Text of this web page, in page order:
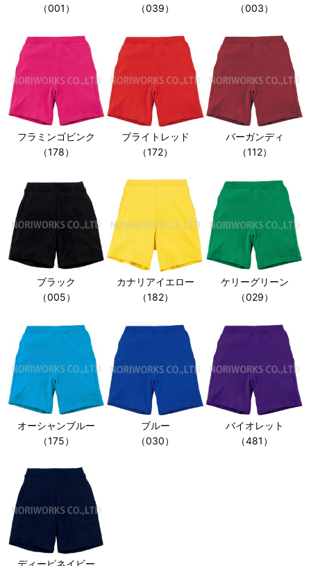
（001）
（039）
（003）
フラミンゴピンク
（178）
ブライトレッド
（172）
バーガンディ
（112）
ブラック
（005）
カナリアイエロー
（182）
ケリーグリーン
（029）
オーシャンブルー
（175）
ブルー
（030）
バイオレット
（481）